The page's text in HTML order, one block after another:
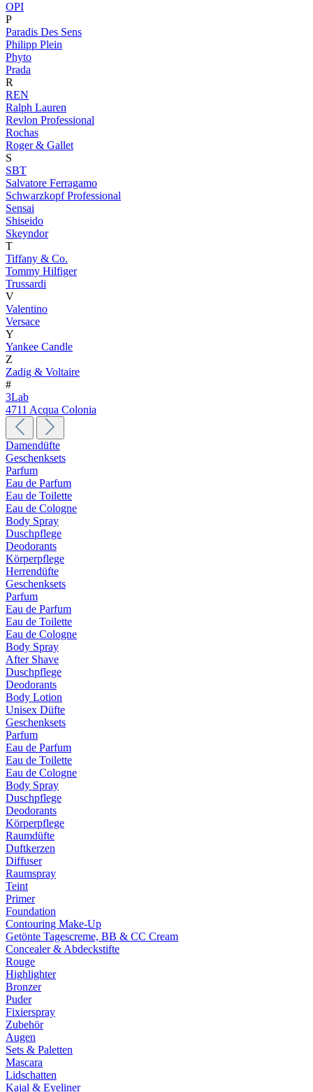
OPI
P
Paradis Des Sens
Philipp Plein
Phyto
Prada
R
REN
Ralph Lauren
Revlon Professional
Rochas
Roger & Gallet
S
SBT
Salvatore Ferragamo
Schwarzkopf Professional
Sensai
Shiseido
Skeyndor
T
Tiffany & Co.
Tommy Hilfiger
Trussardi
V
Valentino
Versace
Y
Yankee Candle
Z
Zadig & Voltaire
#
3Lab
4711 Acqua Colonia
Damendüfte
Geschenksets
Parfum
Eau de Parfum
Eau de Toilette
Eau de Cologne
Body Spray
Duschpflege
Deodorants
Körperpflege
Herrendüfte
Geschenksets
Parfum
Eau de Parfum
Eau de Toilette
Eau de Cologne
Body Spray
After Shave
Duschpflege
Deodorants
Body Lotion
Unisex Düfte
Geschenksets
Parfum
Eau de Parfum
Eau de Toilette
Eau de Cologne
Body Spray
Duschpflege
Deodorants
Körperpflege
Raumdüfte
Duftkerzen
Diffuser
Raumspray
Teint
Primer
Foundation
Contouring Make-Up
Getönte Tagescreme, BB & CC Cream
Concealer & Abdeckstifte
Rouge
Highlighter
Bronzer
Puder
Fixierspray
Zubehör
Augen
Sets & Paletten
Mascara
Lidschatten
Kajal & Eyeliner